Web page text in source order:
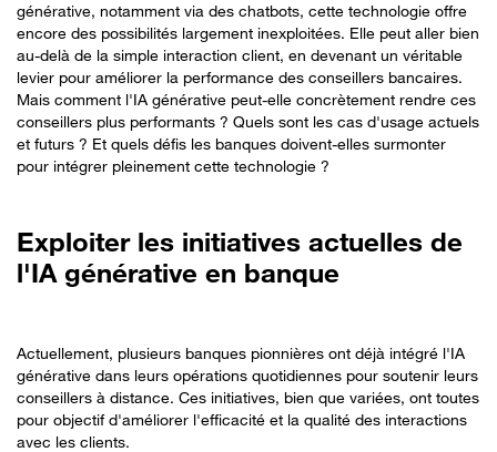
générative, notamment via des chatbots, cette technologie offre
encore des possibilités largement inexploitées. Elle peut aller bien
au-delà de la simple interaction client, en devenant un véritable
levier pour améliorer la performance des conseillers bancaires.
Mais comment l'IA générative peut-elle concrètement rendre ces
conseillers plus performants ? Quels sont les cas d'usage actuels
et futurs ? Et quels défis les banques doivent-elles surmonter
pour intégrer pleinement cette technologie ?
Exploiter les initiatives actuelles de
l'IA générative en banque
Actuellement, plusieurs banques pionnières ont déjà intégré l'IA
générative dans leurs opérations quotidiennes pour soutenir leurs
conseillers à distance. Ces initiatives, bien que variées, ont toutes
pour objectif d'améliorer l'efficacité et la qualité des interactions
avec les clients.